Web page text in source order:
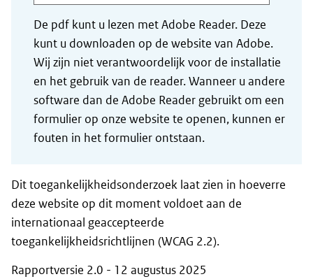
De pdf kunt u lezen met Adobe Reader. Deze
kunt u downloaden op de website van Adobe.
Wij zijn niet verantwoordelijk voor de installatie
en het gebruik van de reader. Wanneer u andere
software dan de Adobe Reader gebruikt om een
formulier op onze website te openen, kunnen er
fouten in het formulier ontstaan.
Dit toegankelijkheidsonderzoek laat zien in hoeverre
deze website op dit moment voldoet aan de
internationaal geaccepteerde
toegankelijkheidsrichtlijnen (WCAG 2.2).
Rapportversie 2.0 - 12 augustus 2025